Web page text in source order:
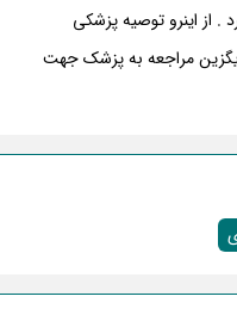
. از اینرو توصیه پزشکی
مراجعه به پزشک جهت